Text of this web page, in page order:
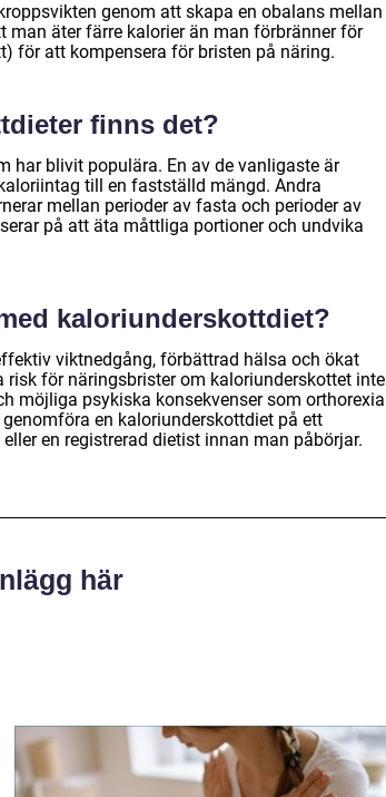
genom att skapa en obalans mellan
man äter färre kalorier än man förbränner för
för att kompensera för bristen på näring.
finns det?
har blivit populära. En av de vanligaste är
till en fastställd mängd. Andra
mellan perioder av fasta och perioder av
på att äta måttliga portioner och undvika
kaloriunderskottdiet?
viktnedgång, förbättrad hälsa och ökat
för näringsbrister om kaloriunderskottet inte
möjliga psykiska konsekvenser som orthorexia
en kaloriunderskottdiet på ett
en registrerad dietist innan man påbörjar.
här